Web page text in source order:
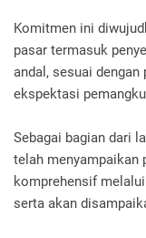
Komitmen ini
pasar termasuk
andal, sesuai
ekspektasi
Sebagai bagian dari
telah menyampaikan
komprehensif
serta akan